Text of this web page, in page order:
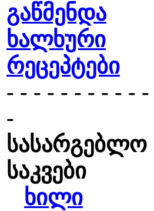
გაწმენდა
ხალხური
რეცეპტები
- - - - - - - - - - -
-
სასარგებლო
საკვები
ხილი